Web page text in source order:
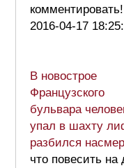
комментировать!
2016-04-17
В новострое
Французского
бульвара
упал в шахту
разбился
что повесить на